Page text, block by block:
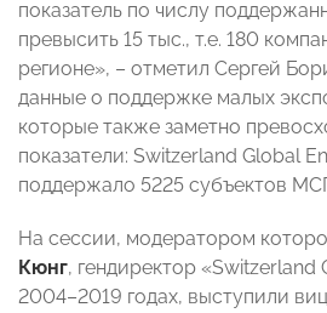
показатель по числу
превысить 15 тыс., т.е. 180
регионе», – отметил Сергей
данные о поддержке малых
которые также заметно
показатели: Switzerland Global
поддержало 5225 субъектов
На сессии, модератором
Кюнг, гендиректор «Switzerland
2004–2019 годах, выступили